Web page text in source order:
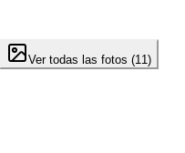
Ver todas las fotos (11)